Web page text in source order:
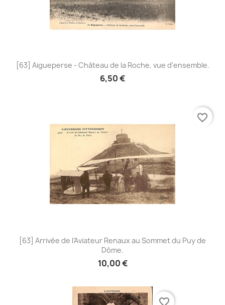
[63] Aigueperse - Château de la Roche, vue d'ensemble.
6,50 €
[63] Arrivée de l'Aviateur Renaux au Sommet du Puy de
Dôme.
10,00 €
favorite_border
favorite_border